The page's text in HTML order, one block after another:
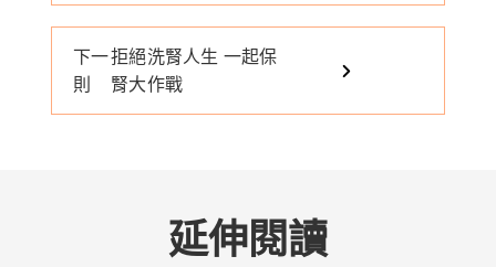
下一
則
拒絕洗腎人生 一起保
腎大作戰
延伸閱讀